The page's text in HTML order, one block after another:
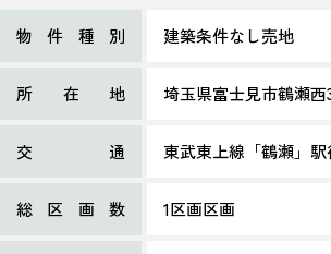
物件種別 建築条件なし売地
所在地 埼玉県富士見市鶴瀬西
交通 東武東上線「鶴瀬」駅
総区画数 1区画区画